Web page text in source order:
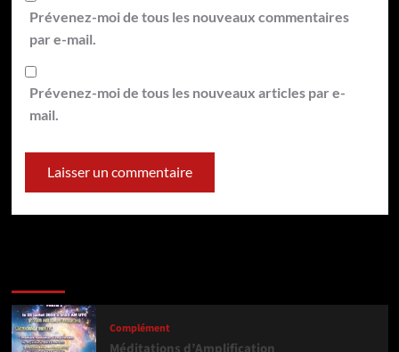
Prévenez-moi de tous les nouveaux commentaires
par e-mail.
Prévenez-moi de tous les nouveaux articles par e-
mail.
Complément